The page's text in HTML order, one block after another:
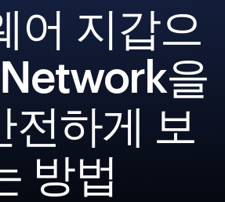
어 지갑으
을
전하게 보
방법